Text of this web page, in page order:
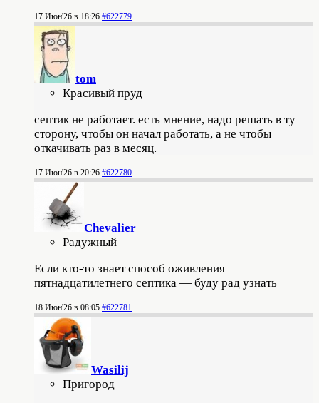
17 Июн'26 в 18:26 #622779
tom
Красивый пруд
септик не работает. есть мнение, надо решать в ту
сторону, чтобы он начал работать, а не чтобы
откачивать раз в месяц.
17 Июн'26 в 20:26 #622780
Chevalier
Радужный
Если кто-то знает способ оживления
пятнадцатилетнего септика — буду рад узнать
18 Июн'26 в 08:05 #622781
Wasilij
Пригород